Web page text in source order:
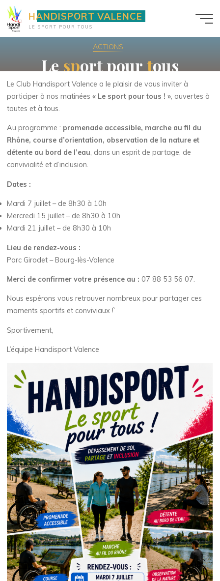
Aller
contenu
HANDISPORT VALENCE
LE SPORT POUR TOUS
ACTIONS
Le s
sp
port pour t
tous
Le Club Handisport Valence a le plaisir de vous inviter à
participer à nos matinées« Le sport pour tous ! », ouvertes à
toutes et à tous.
Au programme : promenade accessible, marche au fil du
Rhône, course d’orientation, observation de la nature et
détente au bord de l’eau, dans un esprit de partage, de
convivialité et d’inclusion.
Dates :
Mardi 7 juillet – de 8h30 à 10h
Mercredi 15 juillet – de 8h30 à 10h
Mardi 21 juillet – de 8h30 à 10h
Lieu de rendez-vous :
Parc Girodet – Bourg-lès-Valence
Merci de confirmer votre présence au : 07 88 53 56 07.
Nous espérons vous retrouver nombreux pour partager ces
moments sportifs et conviviaux !`
Sportivement,
L’équipe Handisport Valence